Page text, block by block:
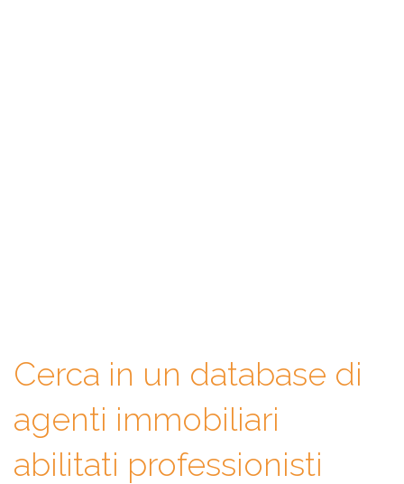
Cerca in un database di
agenti immobiliari
abilitati professionisti